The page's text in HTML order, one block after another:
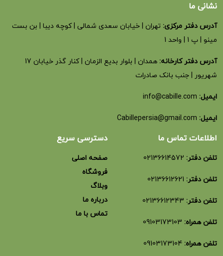
نشانی ما
آدرس دفتر مرکزی: تهران | خیابان سعدی شمالی | کوچه دیبا | بن بست
مینو | پ 1 | واحد 1
آدرس دفتر کارخانه:
همدان | بلوار بدیع الزمان | کنار گذر خیابان 17
شهریور | جنب بانک صادرات
ایمیل: info@cabille.com
ایمیل: Cabillepersia@gmail.com
اطلاعات تماس ما
تلفن دفتر: 02136614572
تلفن دفتر: 02136612621
تلفن دفتر: 02136612343
تلفن همراه: 09103173103
تلفن همراه: 09103173104
دسترسی سریع
صفحه اصلی
فروشگاه
وبلاگ
درباره ما
تماس با ما